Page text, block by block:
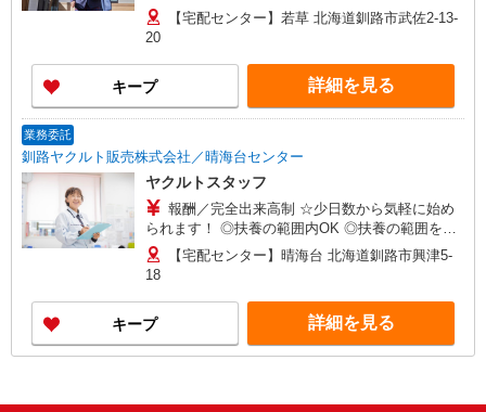
えた高収入も応相談 月額80,000円〜 ※研修期間中
は日当支払あり（5日間：時給1000円）
【宅配センター】若草 北海道釧路市武佐2-13-
20
キープ 詳細を見る
業務委託
釧路ヤクルト販売株式会社／晴海台センター
ヤクルトスタッフ
報酬／完全出来高制 ☆少日数から気軽に始め
られます！ ◎扶養の範囲内OK ◎扶養の範囲を超
えた高収入も応相談 月額80,000円〜 ※研修期間中
は日当支払あり（5日間：時給1000円）
【宅配センター】晴海台 北海道釧路市興津5-
18
キープ 詳細を見る